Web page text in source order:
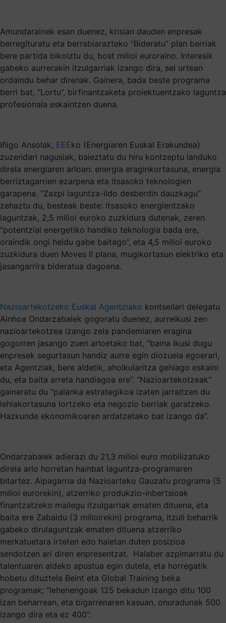
Amundarainek esan duenez, krisian dauden enpresak
berregituratu eta berrabiarazteko “Bideratu” plan berriak
bere partida bikoiztu du, bost milioi euroraino. Interesik
gabeko aurrerakin itzulgarriak izango dira, sei urtean
ordaindu behar direnak. Gainera, bada beste programa
berri bat, “Lortu”, birfinantzaketa proiektuentzako laguntza
profesionala eskaintzen duena.
Iñigo Ansolak, EEEko (Energiaren Euskal Erakundea)
zuzendari nagusiak, baieztatu du hiru kontzeptu landuko
direla energiaren arloan: energia eraginkortasuna, energia
berriztagarrien ezarpena eta itsasoko teknologien
garapena. “Zazpi laguntza-ildo desberdin dauzkagu”
zehaztu du, besteak beste: itsasoko energientzako
laguntzak, 2,5 milioi euroko zuzkidura dutenak, zeren
“potentzial energetiko handiko teknologia bada ere,
oraindik ongi heldu gabe baitago”, eta 4,5 milioi euroko
zuzkidura duen Moves II plana, mugikortasun elektriko eta
jasangarrira bideratua dagoena.
Nazioartekotzeko Euskal Agentziako kontseilari delegatu
Ainhoa Ondarzabalek gogoratu duenez, aurreikusi zen
nazioartekotzea izango zela pandemiaren eragina
gogorren jasango zuen arloetako bat, “baina ikusi dugu
enpresek segurtasun handiz aurre egin diozuela egoerari,
eta Agentziak, bere aldetik, aholkularitza gehiago eskaini
du, eta baita arreta handiagoa ere”. “Nazioartekotzeak”
gaineratu du “palanka estrategikoa izaten jarraitzen du
lehiakortasuna lortzeko eta negozio berriak garatzeko.
Hazkunde ekonomikoaren ardatzetako bat izango da”.
Ondarzabalek adierazi du 21,3 milioi euro mobilizatuko
direla arlo horretan hainbat laguntza-programaren
bitartez. Aipagarria da Nazioarteko Gauzatu programa (5
milioi eurorekin), atzerriko produkzio-inbertsioak
finantzatzeko mailegu itzulgarriak ematen dituena, eta
baita ere Zabaldu (3 milioirekin) programa, itzuli beharrik
gabeko dirulaguntzak ematen dituena atzerriko
merkatuetara irteten edo haietan duten posizioa
sendotzen ari diren enpresentzat. Halaber azpimarratu du
talentuaren aldeko apustua egin dutela, eta horregatik
hobetu dituztela Beint eta Global Training beka
programak; “lehenengoak 125 bekadun izango ditu 100
izan beharrean, eta bigarrenaren kasuan, onuradunak 500
izango dira eta ez 400”.